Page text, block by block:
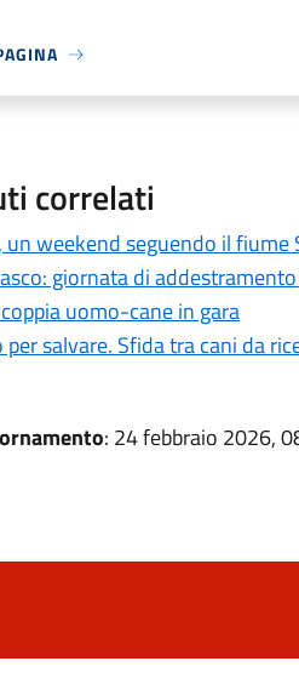
correlati
un weekend seguendo il fiume
giornata di
uomo-cane in gara
per salvare. Sfida tra cani da
: 24 febbraio 2026,